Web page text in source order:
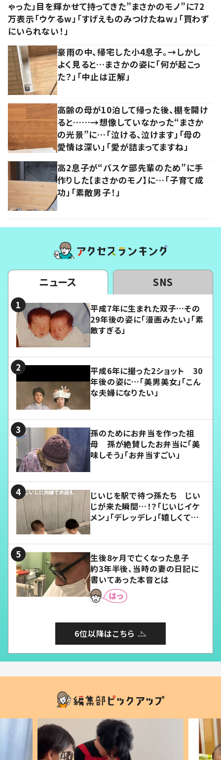
ゃった」目を輝かせて持ってきた”まさかのモノ”に72
万表示「ウケるw」「すげえものみつけたねw」「買わず
にいられない！」
豪雨の中、帰宅した小4息子。→しかし
よく見ると…まさかの姿に「何が起こっ
た？」「中止は正解」
高齢の母が10泊して帰った後、棚を開け
ると……→想像していなかった“まさか
の光景”に…「泣ける、泣けます」「母の
愛情は深い」「愛が詰まってますね」
高2息子が“バスケ部先輩のため”に手
作りした【まさかのモノ】に…「子育て成
功」「素敵男子！」
ニュース SNS
平成7年に生まれた双子…その
29年後の姿に「漫画みたい」「素
敵すぎる」
平成6年に撮った2ショット 30
年後の姿に…「美男美女」「こん
な夫婦になりたい」
孫のためにお弁当を作った祖
母 孫が絶賛したお弁当に「美
味しそう」「お弁当すごい」
じいじを駅で待つ孫たち じい
じが来た瞬間…！？「じいじイケ
メン」「デレッデレ」「嬉しくて可
生後8ヶ月で亡くなった息子
約3年半後、当時の妻の日記に
書いてあった本音とは
6位以降はこちら